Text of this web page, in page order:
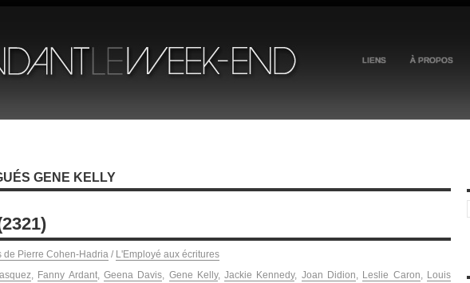
LIENS À PROPOS
GENE KELLY
de Pierre Cohen-Hadria / L'Employé aux écritures
, Fanny Ardant, Geena Davis, Gene Kelly,Jackie Kennedy, Joan Didion, Leslie Caron, Louis